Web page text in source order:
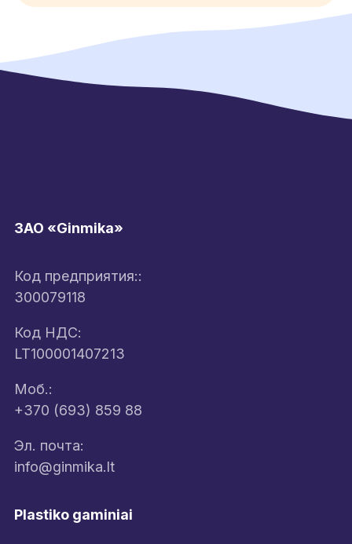
ЗАО «Ginmika»
Код предприятия::
300079118
Код НДС:
LT100001407213
Моб.:
+370 (693) 859 88
Эл. почта:
info@ginmika.lt
Plastiko gaminiai